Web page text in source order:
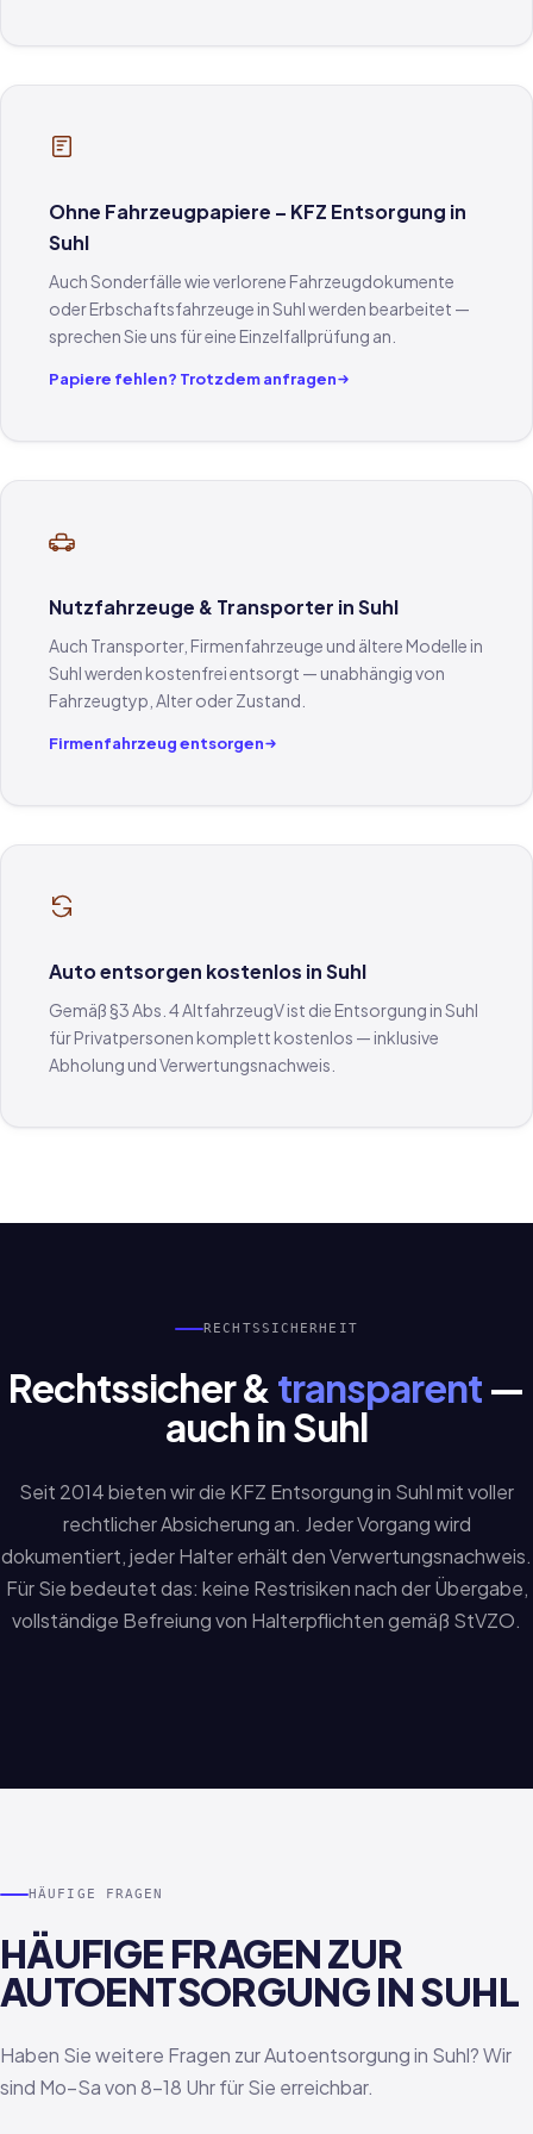
Ohne Fahrzeugpapiere – KFZ Entsorgung in
Suhl
Auch Sonderfälle wie verlorene Fahrzeugdokumente
oder Erbschaftsfahrzeuge in Suhl werden bearbeitet —
sprechen Sie uns für eine Einzelfallprüfung an.
Papiere fehlen? Trotzdem anfragen
Nutzfahrzeuge & Transporter in Suhl
Auch Transporter, Firmenfahrzeuge und ältere Modelle in
Suhl werden kostenfrei entsorgt — unabhängig von
Fahrzeugtyp, Alter oder Zustand.
Firmenfahrzeug entsorgen
Auto entsorgen kostenlos in Suhl
Gemäß §3 Abs. 4 AltfahrzeugV ist die Entsorgung in Suhl
für Privatpersonen komplett kostenlos — inklusive
Abholung und Verwertungsnachweis.
RECHTSSICHERHEIT
Rechtssicher & transparent—
auch in Suhl
Seit 2014 bieten wir die KFZ Entsorgung in Suhl mit voller
rechtlicher Absicherung an. Jeder Vorgang wird
dokumentiert, jeder Halter erhält den Verwertungsnachweis.
Für Sie bedeutet das: keine Restrisiken nach der Übergabe,
vollständige Befreiung von Halterpflichten gemäß StVZO.
HÄUFIGE FRAGEN
HÄUFIGE FRAGEN ZUR
AUTOENTSORGUNG IN SUHL
Haben Sie weitere Fragen zur Autoentsorgung in Suhl? Wir
sind Mo–Sa von 8–18 Uhr für Sie erreichbar.